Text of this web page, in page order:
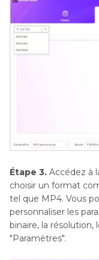
Étape 3. Accédez à
choisir un format
tel que MP4. Vous
personnaliser les
binaire, la
"Paramètres".